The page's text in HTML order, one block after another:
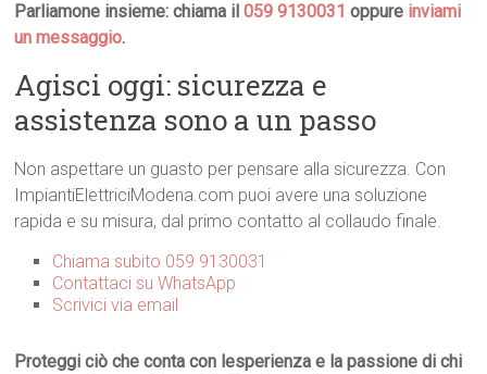
Parliamone insieme: chiama il059 9130031 oppure inviami
un messaggio.
Agisci oggi: sicurezza e
assistenza sono a un passo
Non aspettare un guasto per pensare alla sicurezza. Con
ImpiantiElettriciModena.com puoi avere una soluzione
rapida e su misura, dal primo contatto al collaudo finale.
Chiama subito 059 9130031
Contattaci su WhatsApp
Scrivici via email
Proteggi ciò che conta con lesperienza e la passione di chi